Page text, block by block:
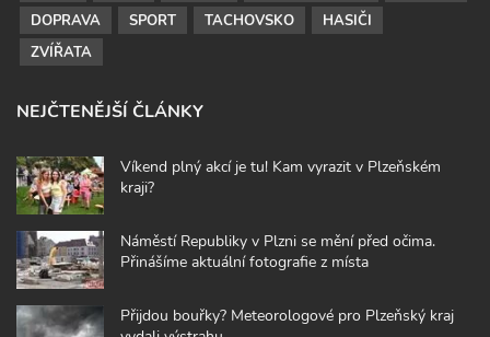
DOPRAVA
SPORT TACHOVSKO
HASIČI
ZVÍŘATA
NEJČTENĚJŠÍ ČLÁNKY
Víkend plný akcí je tu! Kam vyrazit v Plzeňském
kraji?
Náměstí Republiky v Plzni se mění před očima.
Přinášíme aktuální fotografie z místa
Přijdou bouřky? Meteorologové pro Plzeňský kraj